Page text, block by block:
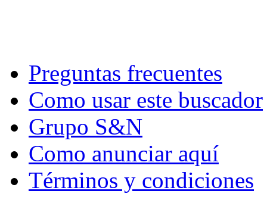
Preguntas frecuentes
Como usar este buscador
Grupo S&N
Como anunciar aquí
Términos y condiciones